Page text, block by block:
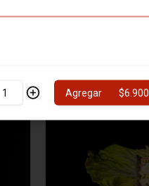
$4.000
Agregar $6.900